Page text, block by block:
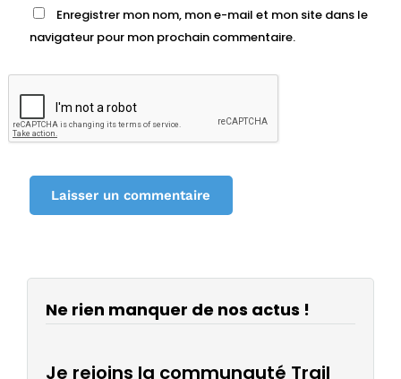
Enregistrer mon nom, mon e-mail et mon site dans le
navigateur pour mon prochain commentaire.
Ne rien manquer de nos actus !
Je rejoins la communauté Trail